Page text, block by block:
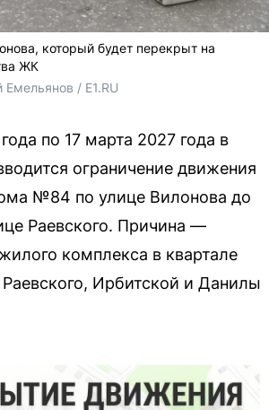
который будет перекрыт на
ЖК
/ E1.RU
по 17 марта 2027 года в
ограничение движения
№84 по улице Вилонова до
Раевского. Причина —
комплекса в квартале
Ирбитской и Данилы